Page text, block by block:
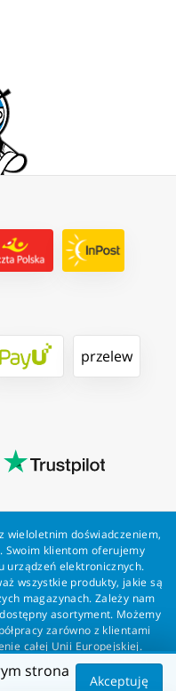
przelew
wieloletnim doświadczeniem,
Swoim klientom oferujemy
urządzeń elektronicznych.
wszystkie produkty, jakie są
magazynach. Zależy nam
asortyment. Możemy
zarówno z klientami
całej Unii Europejskiej.
klienta oraz szybką i
Wasserman - wszystko dla
strona
Akceptuję